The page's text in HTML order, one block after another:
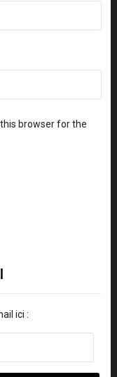
browser for the
ici :